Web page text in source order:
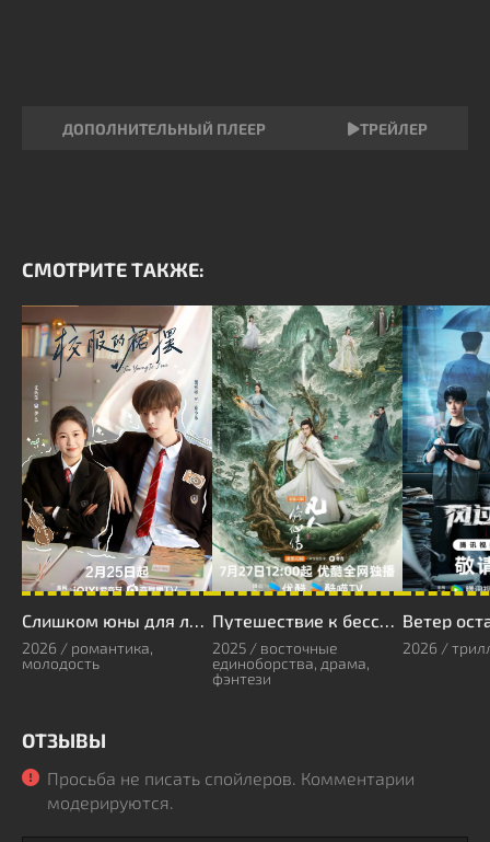
ДОПОЛНИТЕЛЬНЫЙ ПЛЕЕР ТРЕЙЛЕР
СМОТРИТЕ ТАКЖЕ:
Слишком юны для любви
2026 / романтика,
молодость
Путешествие к бессмертию
2025 / восточные
единоборства, драма,
фэнтези
2026 /
ОТЗЫВЫ
Просьба не писать спойлеров. Комментарии
модерируются.